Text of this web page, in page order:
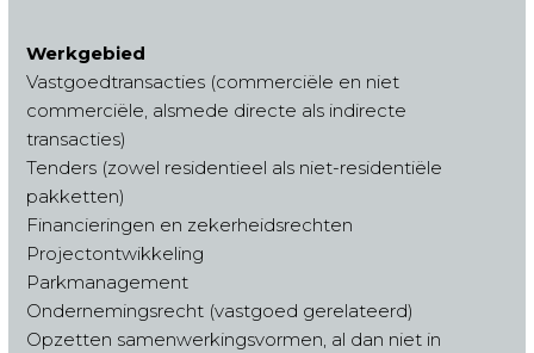
Werkgebied
Vastgoedtransacties (commerciële en niet
commerciële, alsmede directe als indirecte
transacties)
Tenders (zowel residentieel als niet-residentiële
pakketten)
Financieringen en zekerheidsrechten
Projectontwikkeling
Parkmanagement
Ondernemingsrecht (vastgoed gerelateerd)
Opzetten samenwerkingsvormen, al dan niet in